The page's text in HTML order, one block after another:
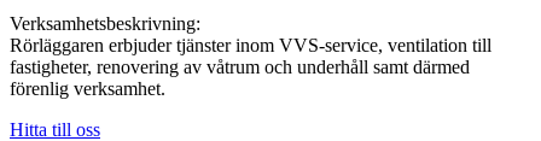
Verksamhetsbeskrivning:
Rörläggaren erbjuder tjänster inom VVS-service, ventilation till
fastigheter, renovering av våtrum och underhåll samt därmed
förenlig verksamhet.
Hitta till oss